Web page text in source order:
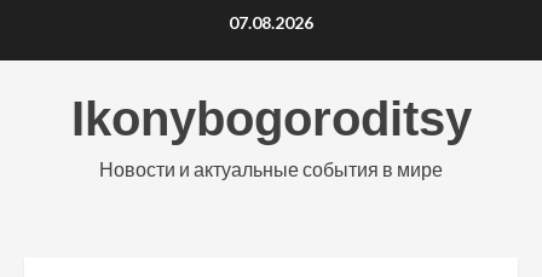
07.08.2026
Ikonybogoroditsy
Новости и актуальные события в мире